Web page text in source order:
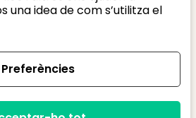
una idea de com s’utilitza el
Preferències